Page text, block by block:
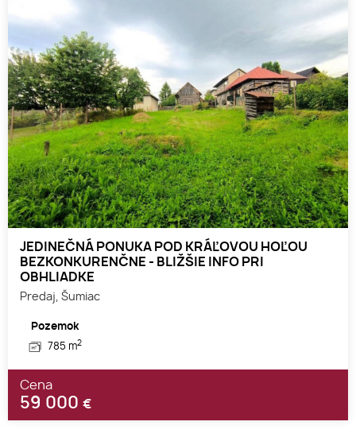
JEDINEČNÁ PONUKA POD KRÁĽOVOU HOĽOU
BEZKONKURENČNE - BLIŽŠIE INFO PRI
OBHLIADKE
Predaj, Šumiac
Pozemok
785 m2
Cena
59 000 €